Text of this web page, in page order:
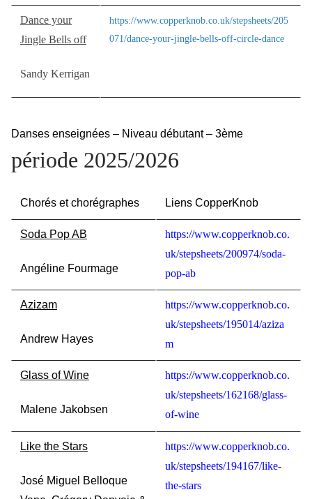
Dance your
Jingle Bells off
Sandy Kerrigan
https://www.copperknob.co.uk/stepsheets/205
071/dance-your-jingle-bells-off-circle-dance
Danses enseignées – Niveau débutant – 3ème
période 2025/2026
Chorés et chorégraphes Liens CopperKnob
Soda Pop AB
Angéline Fourmage
https://www.copperknob.co.
uk/stepsheets/200974/soda-
pop-ab
Azizam
Andrew Hayes
https://www.copperknob.co.
uk/stepsheets/195014/aziza
m
Glass of Wine
Malene Jakobsen
https://www.copperknob.co.
uk/stepsheets/162168/glass-
of-wine
Like the Stars
José Miguel Belloque
https://www.copperknob.co.
uk/stepsheets/194167/like-
the-stars